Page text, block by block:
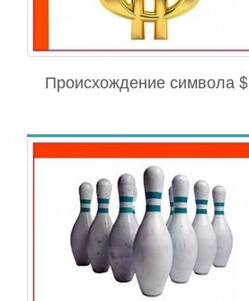
Происхождение символа $